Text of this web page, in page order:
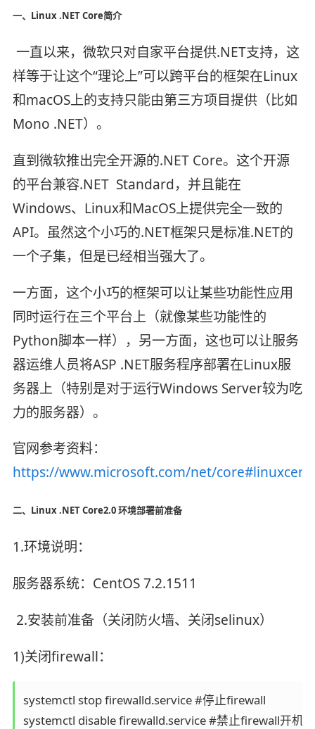
一、Linux .NET Core简介
一直以来，微软只对自家平台提供.NET支持，这
样等于让这个“理论上”可以跨平台的框架在Linux
和macOS上的支持只能由第三方项目提供（比如
Mono .NET）。
直到微软推出完全开源的.NET Core。这个开源
的平台兼容.NET Standard，并且能在
Windows、Linux和MacOS上提供完全一致的
API。虽然这个小巧的.NET框架只是标准.NET的
一个子集，但是已经相当强大了。
一方面，这个小巧的框架可以让某些功能性应用
同时运行在三个平台上（就像某些功能性的
Python脚本一样），另一方面，这也可以让服务
器运维人员将ASP .NET服务程序部署在Linux服
务器上（特别是对于运行Windows Server较为吃
力的服务器）。
官网参考资料：
https://www.microsoft.com/net/
二、Linux .NET Core2.0 环境部署前准备
1.环境说明：
服务器系统：CentOS 7.2.1511
2.安装前准备（关闭防火墙、关闭selinux）
1)关闭firewall：
systemctl stop firewalld.service #停止firewall
systemctl disable firewalld.service #禁止firewall开机